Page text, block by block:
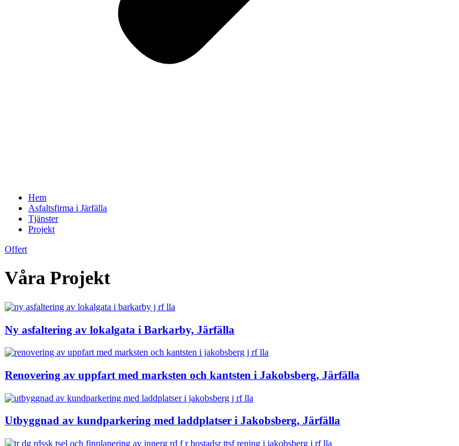
Hem
Asfaltsfirma i Järfälla
Tjänster
Projekt
Offert
Våra Projekt
Ny asfaltering av lokalgata i Barkarby, Järfälla
Renovering av uppfart med marksten och kantsten i Jakobsberg, Järfälla
Utbyggnad av kundparkering med laddplatser i Jakobsberg, Järfälla